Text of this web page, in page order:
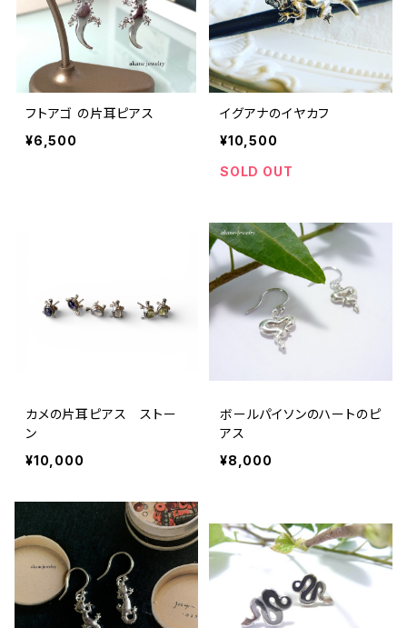
フトアゴ の片耳ピアス
¥6,500
イグアナのイヤカフ
¥10,500
SOLD OUT
カメの片耳ピアス ストー
ン
¥10,000
ボールパイソンのハートのピ
アス
¥8,000